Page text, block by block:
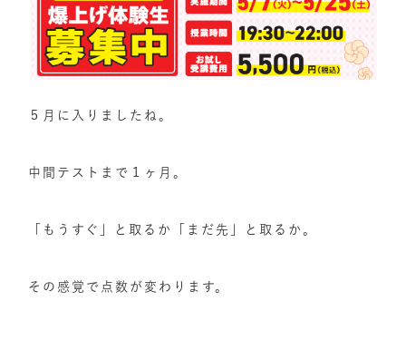
５月に入りましたね。
中間テストまで１ヶ月。
「もうすぐ」と取るか「まだ先」と取るか。
その感覚で点数が変わります。